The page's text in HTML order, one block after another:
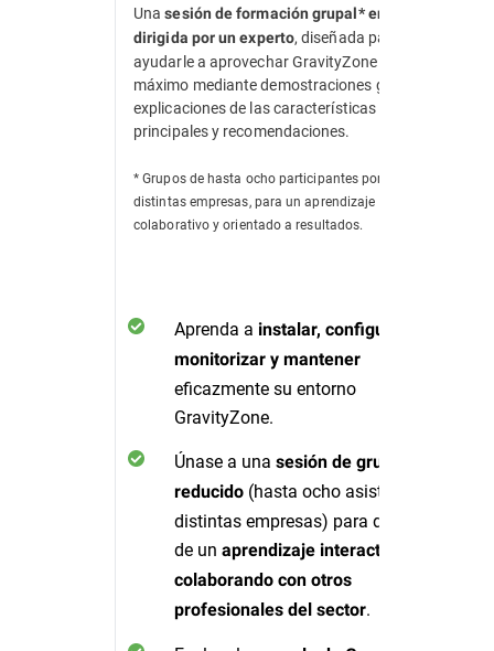
Unasesión de formación grupal* en directo
dirigida por un experto, diseñada para
ayudarle a aprovechar GravityZone al
máximo mediante demostraciones guiadas,
explicaciones de las características
principales y recomendaciones.
* Grupos de hasta ocho participantes por sesión, de
distintas empresas, para un aprendizaje
colaborativo y orientado a resultados.
Aprenda a instalar, configurar,
monitorizar y mantener
eficazmente su entorno
GravityZone.
Únase a una sesión de grupo
reducido (hasta ocho asistentes de
distintas empresas) para disfrutar
de un aprendizaje interactivo
colaborando con otros
profesionales del sector.